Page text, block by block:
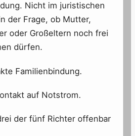
Nicht im juristischen
der Frage, ob Mutter,
oder Großeltern noch frei
dürfen.
Familienbindung.
auf Notstrom.
der fünf Richter offenbar